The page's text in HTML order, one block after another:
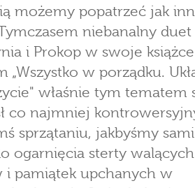
możemy popatrzeć jak
niebanalny duet
i Prokop w swoje
„Wszystko w porządku.
właśnie tym tematem
co najmniej
sprzątaniu, jakbyśmy
ogarnięcia sterty
i pamiątek upchanych w